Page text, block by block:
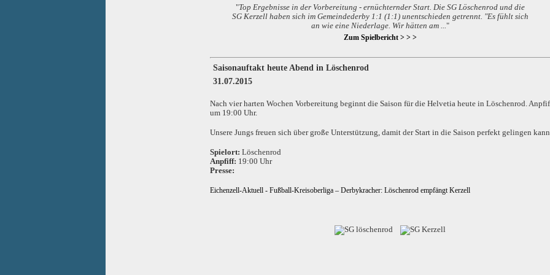
"Top Ergebnisse in der Vorbereitung - ernüchternder Start. Die SG Löschenrod und die
SG Kerzell haben sich im Gemeindederby 1:1 (1:1) unentschieden getrennt. "Es fühlt sich
an wie eine Niederlage. Wir hätten am ..."
Zum Spielbericht > > >
Saisonauftakt heute Abend in Löschenrod
31.07.2015
Nach vier harten Wochen Vorbereitung beginnt die Saison für die Helvetia heute in Löschenrod.
um 19:00 Uhr.
Unsere Jungs freuen sich über große Unterstützung, damit der Start in die Saison perfekt gelingen kann.
Spielort: Löschenrod
Anpfiff: 19:00 Uhr
Presse:
Eichenzell-Aktuell - Fußball-Kreisoberliga – Derbykracher: Löschenrod empfängt Kerzell